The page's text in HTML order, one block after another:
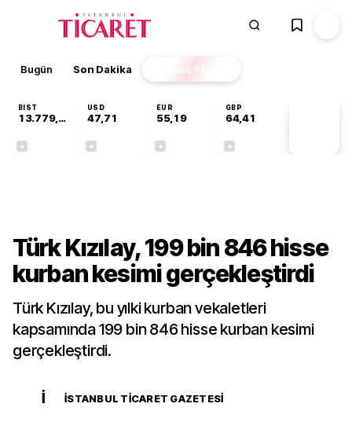
Bugün Son Dakika Finans EKSTRA
BIST
13.779,39
USD
47,71
EUR
55,19
GBP
64,41
Türk Kızılay, 199 bin 846 hisse
kurban kesimi gerçekleştirdi
Türk Kızılay, bu yılki kurban vekaletleri
kapsamında 199 bin 846 hisse kurban kesimi
gerçekleştirdi.
İ İSTANBUL TICARET GAZETESI